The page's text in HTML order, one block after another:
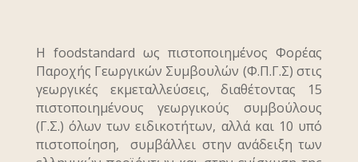
Η foodstandard ως πιστοποιημένος Φορέας
Παροχής Γεωργικών Συμβουλών (Φ.Π.Γ.Σ) στις
γεωργικές εκμεταλλεύσεις, διαθέτοντας 15
πιστοποιημένους γεωργικούς συμβούλους
(Γ.Σ.) όλων των ειδικοτήτων, αλλά και 10 υπό
πιστοποίηση, συμβάλλει στην ανάδειξη των